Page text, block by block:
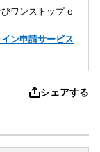
ワンストップ e
ン申請サービス
シェアする